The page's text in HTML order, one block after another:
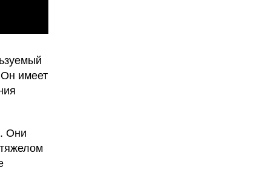
Он имеет
Они